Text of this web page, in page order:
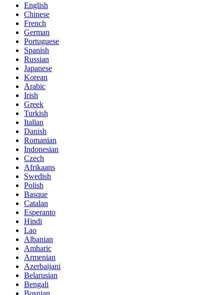
English
Chinese
French
German
Portuguese
Spanish
Russian
Japanese
Korean
Arabic
Irish
Greek
Turkish
Italian
Danish
Romanian
Indonesian
Czech
Afrikaans
Swedish
Polish
Basque
Catalan
Esperanto
Hindi
Lao
Albanian
Amharic
Armenian
Azerbaijani
Belarusian
Bengali
Bosnian